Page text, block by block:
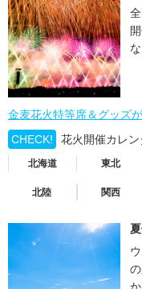
金麦花火特等席＆グッズ
CHECK!
花火開催カレン
北海道 東北
北陸 関西